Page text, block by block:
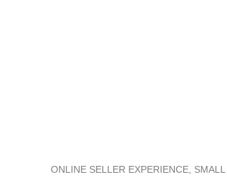
ONLINE SELLER EXPERIENCE,